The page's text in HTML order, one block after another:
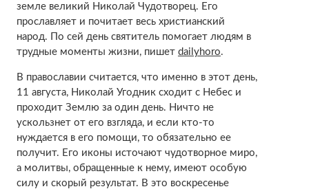
земле великий Николай Чудотворец. Его
прославляет и почитает весь христианский
народ. По сей день святитель помогает людям в
трудные моменты жизни, пишет dailyhoro.
В православии считается, что именно в этот день,
11 августа, Николай Угодник сходит с Небес и
проходит Землю за один день. Ничто не
ускользнет от его взгляда, и если кто-то
нуждается в его помощи, то обязательно ее
получит. Его иконы источают чудотворное миро,
а молитвы, обращенные к нему, имеют особую
силу и скорый результат. В это воскресенье